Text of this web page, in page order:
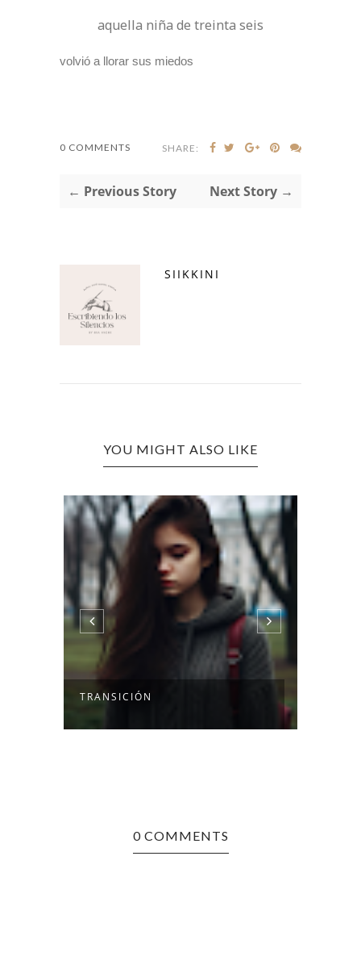
aquella niña de treinta seis
volvió a llorar sus miedos
0 COMMENTS SHARE:
← Previous Story Next Story →
SIIKKINI
YOU MIGHT ALSO LIKE
TRANSICIÓN
0 COMMENTS